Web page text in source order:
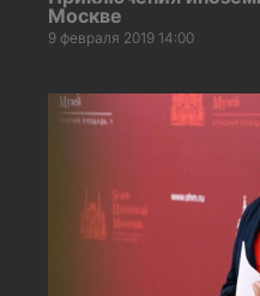
Москве
9 февраля 2019 14:00